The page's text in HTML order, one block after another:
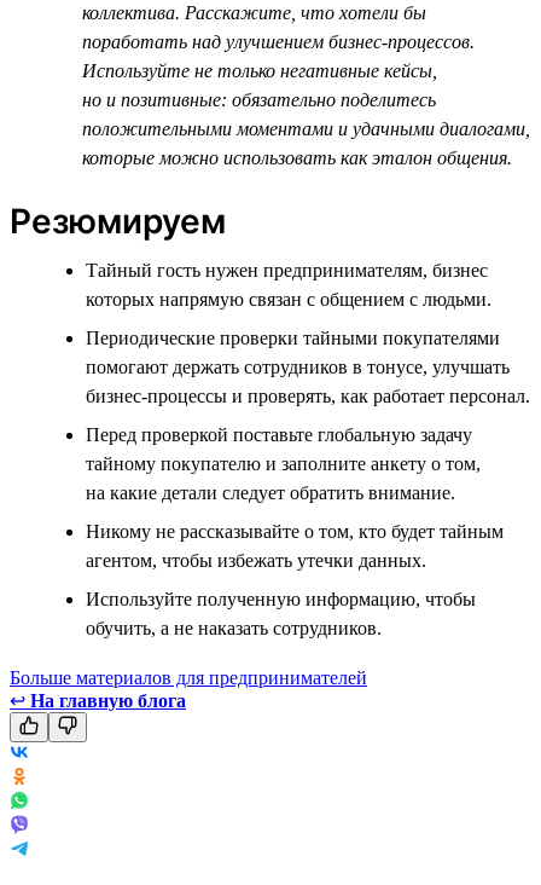
коллектива. Расскажите, что хотели бы
поработать над улучшением бизнес-процессов.
Используйте не только негативные кейсы,
но и позитивные: обязательно поделитесь
положительными моментами и удачными диалогами,
которые можно использовать как эталон общения.
Резюмируем
Тайный гость нужен предпринимателям, бизнес
которых напрямую связан с общением с людьми.
Периодические проверки тайными покупателями
помогают держать сотрудников в тонусе, улучшать
бизнес-процессы и проверять, как работает персонал.
Перед проверкой поставьте глобальную задачу
тайному покупателю и заполните анкету о том,
на какие детали следует обратить внимание.
Никому не рассказывайте о том, кто будет тайным
агентом, чтобы избежать утечки данных.
Используйте полученную информацию, чтобы
обучить, а не наказать сотрудников.
Больше материалов для предпринимателей
↩ На главную блога